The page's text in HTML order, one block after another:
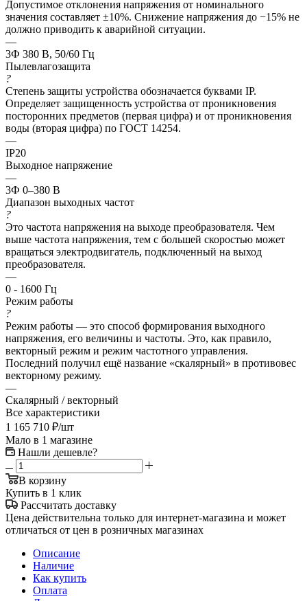
Допустимое отклонения напряжения от номинального
значения составляет ±10%. Снижение напряжения до −15% не
должно приводить к аварийной ситуации.
—
3Ф 380 В, 50/60 Гц
Пылевлагозащита
?
Степень защиты устройства обозначается буквами IP.
Определяет защищенность устройства от проникновения
посторонних предметов (первая цифра) и от проникновения
воды (вторая цифра) по ГОСТ 14254.
—
IP20
Выходное напряжение
—
3Ф 0–380 В
Диапазон выходных частот
?
Это частота напряжения на выходе преобразователя. Чем
выше частота напряжения, тем с большей скоростью может
вращаться электродвигатель, подключенный на выход
преобразователя.
—
0 - 1600 Гц
Режим работы
?
Режим работы — это способ формирования выходного
напряжения, его величины и частоты. Это, как правило,
векторный режим и режим частотного управления.
Последний получил ещё название «скалярный» в противовес
векторному режиму.
—
Скалярный / векторный
Все характеристики
1 165 710 ₽/шт
Мало в 1 магазине
Нашли дешевле?
В корзину
Купить в 1 клик
Рассчитать доставку
Цена действительна только для интернет-магазина и может
отличаться от цен в розничных магазинах
Описание
Наличие
Как купить
Оплата